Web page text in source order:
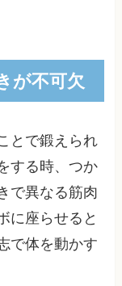
が不可欠
とで鍛えられ
する時、つか
で異なる筋肉
に座らせると
で体を動かす